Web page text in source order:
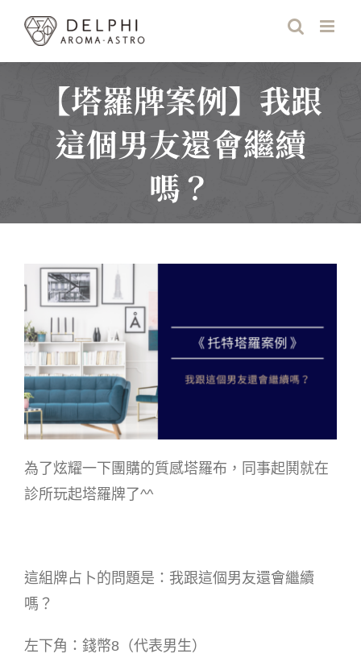
content
【塔羅牌案例】我跟
這個男友還會繼續
嗎？
為了炫耀一下團購的質感塔羅布，同事起鬨就在
診所玩起塔羅牌了^^
這組牌占卜的問題是：我跟這個男友還會繼續
嗎？
左下角：錢幣8（代表男生）